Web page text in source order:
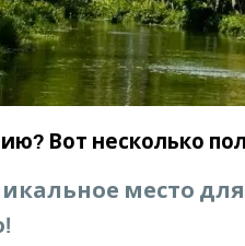
Вот несколько
место